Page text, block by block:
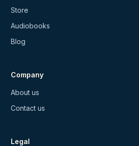
Store
Audiobooks
Blog
Company
About us
Contact us
Legal